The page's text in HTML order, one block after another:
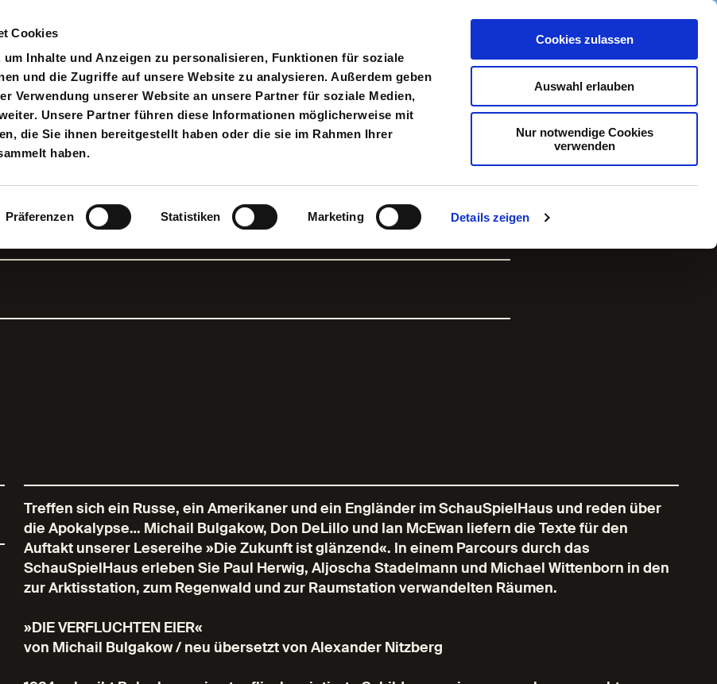
Cookies
Inhalte und Anzeigen zu personalisieren, Funktionen für soziale
und die Zugriffe auf unsere Website zu analysieren. Außerdem geben
Verwendung unserer Website an unsere Partner für soziale Medien,
Unsere Partner führen diese Informationen möglicherweise mit
die Sie ihnen bereitgestellt haben oder die sie im Rahmen Ihrer
haben.
Präferenzen Statistiken Marketing Details zeigen
Cookies zulassen
Auswahl erlauben
Nur notwendige Cookies
verwenden
Toggle search input Suche Anmelden Anmeldung
Lesereihe
Treffen sich ein Russe, ein Amerikaner und ein Engländer im SchauSpielHaus und reden über
die Apokalypse… Michail Bulgakow, Don DeLillo und Ian McEwan liefern die Texte für den
Auftakt unserer Lesereihe »Die Zukunft ist glänzend«. In einem Parcours durch das
SchauSpielHaus erleben Sie Paul Herwig, Aljoscha Stadelmann und Michael Wittenborn in den
zur Arktisstation, zum Regenwald und zur Raumstation verwandelten Räumen.
»DIE VERFLUCHTEN EIER«
von Michail Bulgakow / neu übersetzt von Alexander Nitzberg